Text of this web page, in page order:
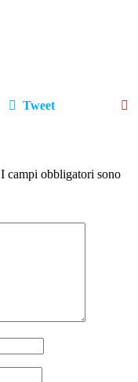
Tweet
I campi obbligatori sono